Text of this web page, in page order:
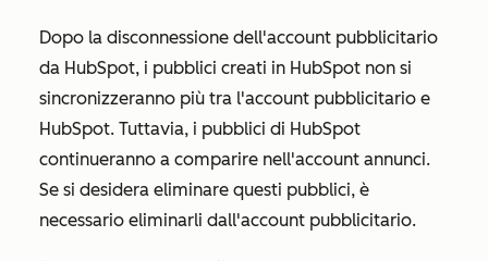
Dopo la disconnessione dell'account pubblicitario
da HubSpot, i pubblici creati in HubSpot non si
sincronizzeranno più tra l'account pubblicitario e
HubSpot. Tuttavia, i pubblici di HubSpot
continueranno a comparire nell'account annunci.
Se si desidera eliminare questi pubblici, è
necessario eliminarli dall'account pubblicitario.